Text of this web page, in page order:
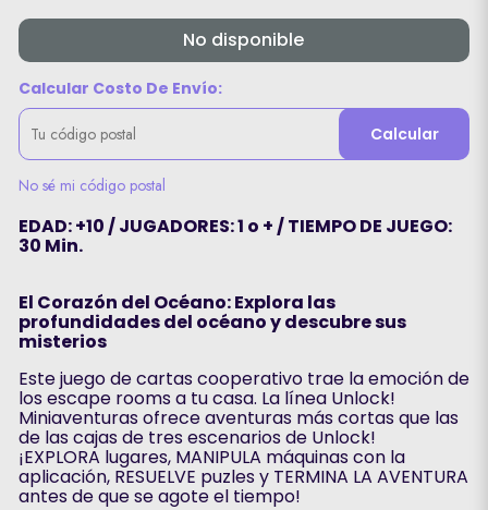
No disponible
Calcular Costo De Envío:
Calcular
No sé mi código postal
EDAD: +10 / JUGADORES: 1 o + / TIEMPO DE JUEGO:
30 Min.
El Corazón del Océano: Explora las
profundidades del océano y descubre sus
misterios
Este juego de cartas cooperativo trae la emoción de
los escape rooms a tu casa. La línea Unlock!
Miniaventuras ofrece aventuras más cortas que las
de las cajas de tres escenarios de Unlock!
¡EXPLORA lugares, MANIPULA máquinas con la
aplicación, RESUELVE puzles y TERMINA LA AVENTURA
antes de que se agote el tiempo!